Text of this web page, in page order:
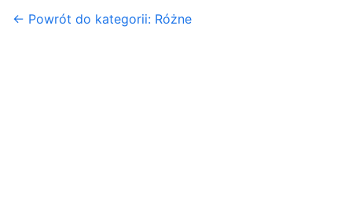
← Powrót do kategorii: Różne